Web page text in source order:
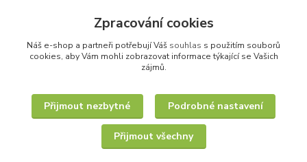
Zpracování cookies
Náš e-shop a partneři potřebují Váš souhlas s použitím souborů
cookies, aby Vám mohli zobrazovat informace týkající se Vašich
zájmů.
Přijmout nezbytné Podrobné nastavení
Přijmout všechny